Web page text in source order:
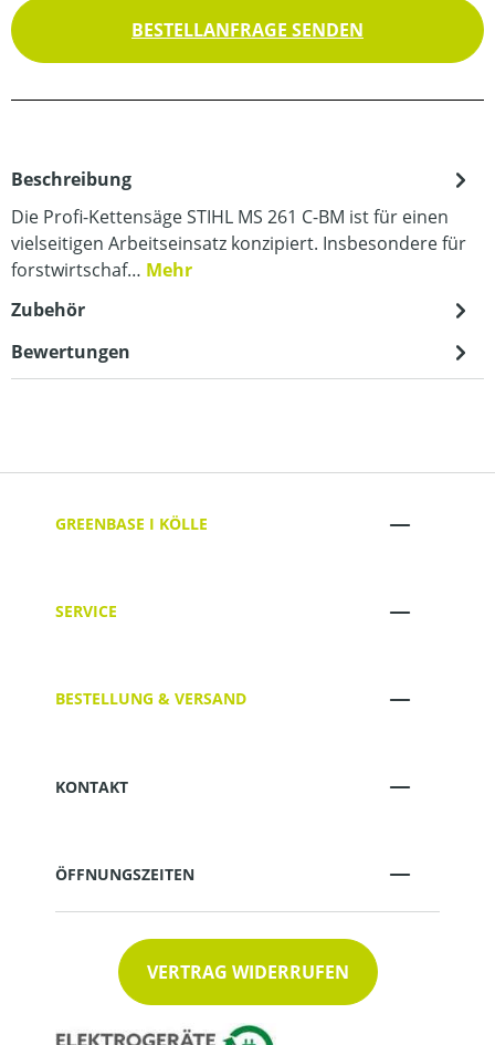
BESTELLANFRAGE SENDEN
Beschreibung
Die Profi-Kettensäge STIHL MS 261 C-BM ist für einen
vielseitigen Arbeitseinsatz konzipiert. Insbesondere für
forstwirtschaf… Mehr
Zubehör
Bewertungen
GREENBASE I KÖLLE
SERVICE
BESTELLUNG & VERSAND
KONTAKT
ÖFFNUNGSZEITEN
VERTRAG WIDERRUFEN